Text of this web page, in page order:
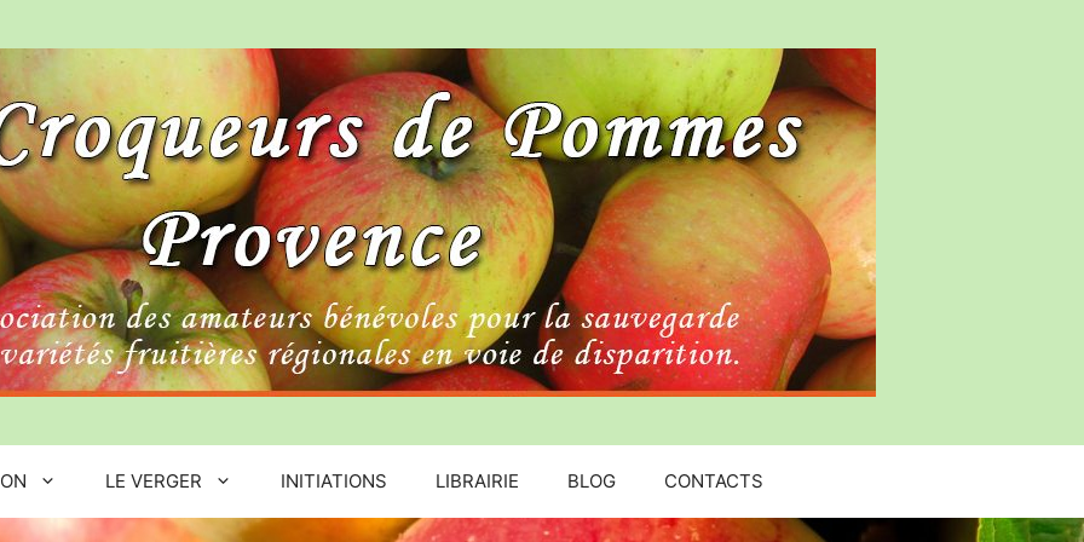
LE VERGER INITIATIONS LIBRAIRIE BLOG CONTACTS